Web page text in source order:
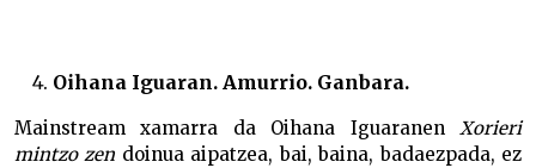
Oihana Iguaran. Amurrio. Ganbara.
Mainstream xamarra da Oihana Iguaranen Xorieri
mintzo zen doinua aipatzea, bai, baina, badaezpada, ez